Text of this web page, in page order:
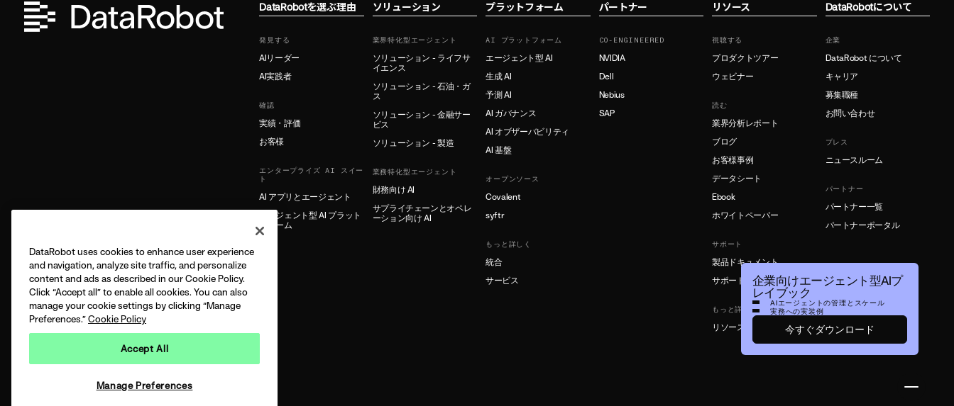
DataRobotを選ぶ理由
発見する
AIリーダー
AI実践者
確認
実績・評価
お客様
エンタープライズ AI スイー
ト
AI アプリとエージェント
エージェント型 AI プラット
フォーム
ソリューション
業界特化型エージェント
ソリューション - ライフサ
イエンス
ソリューション - 石油・ガ
ス
ソリューション - 金融サー
ビス
ソリューション - 製造
業務特化型エージェント
財務向け AI
サプライチェーンとオペレ
ーション向け AI
プラットフォーム
AI プラットフォーム
エージェント型 AI
生成 AI
予測 AI
AI ガバナンス
AI オブザーバビリティ
AI 基盤
オープンソース
Covalent
syftr
もっと詳しく
統合
サービス
パートナー
CO-ENGINEERED
NVIDIA
Dell
Nebius
SAP
リソース
視聴する
プロダクトツアー
ウェビナー
読む
業界分析レポート
ブログ
お客様事例
データシート
Ebook
ホワイトペーパー
サポート
製品ドキュメント
サポート
もっと詳しく
リソースライブラリ
DataRobotについて
企業
DataRobot について
キャリア
募集職種
お問い合わせ
プレス
ニュースルーム
パートナー
パートナー一覧
パートナーポータル
企業向けエージェント型AIプ
レイブック
AIエージェントの管理とスケール
実務への実装例
今すぐダウンロード
DataRobot uses cookies to enhance user experience
and navigation, analyze site traffic, and personalize
content and ads as described in our Cookie Policy.
Click “Accept all” to enable all cookies. You can also
manage your cookie settings by clicking “Manage
Preferences.”Cookie Policy
Accept All
Manage Preferences